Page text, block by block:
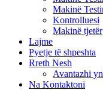
Makinë
Kontrolluesi
Makinë tjetër
Lajme
Pyetje të shpeshta
Rreth Nesh
Avantazhi
Na Kontaktoni